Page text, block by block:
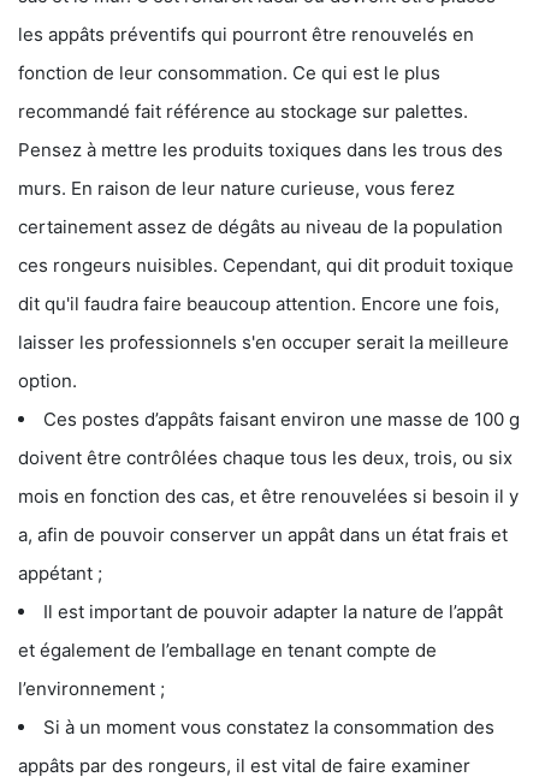
les appâts préventifs qui pourront être renouvelés en
fonction de leur consommation. Ce qui est le plus
recommandé fait référence au stockage sur palettes.
Pensez à mettre les produits toxiques dans les trous des
murs. En raison de leur nature curieuse, vous ferez
certainement assez de dégâts au niveau de la population
ces rongeurs nuisibles. Cependant, qui dit produit toxique
dit qu'il faudra faire beaucoup attention. Encore une fois,
laisser les professionnels s'en occuper serait la meilleure
option.
Ces postes d’appâts faisant environ une masse de 100 g
doivent être contrôlées chaque tous les deux, trois, ou six
mois en fonction des cas, et être renouvelées si besoin il y
a, afin de pouvoir conserver un appât dans un état frais et
appétant ;
Il est important de pouvoir adapter la nature de l’appât
et également de l’emballage en tenant compte de
l’environnement ;
Si à un moment vous constatez la consommation des
appâts par des rongeurs, il est vital de faire examiner